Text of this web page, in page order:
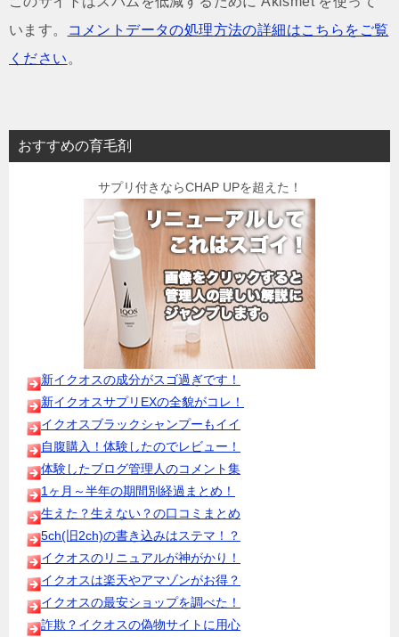
います。
コメントデータの処理方法の詳細はこちらをご覧
ください 。
おすすめの育毛剤
サプリ付きならCHAP UPを超えた！
新イクオスの成分がスゴ過ぎです！
新イクオスサプリEXの全貌がコレ！
イクオスブラックシャンプーもイイ
自腹購入！体験したのでレビュー！
体験したブログ管理人のコメント集
1ヶ月～半年の期間別経過まとめ！
生えた？生えない？の口コミまとめ
5ch(旧2ch)の書き込みはステマ！？
イクオスのリニュアルが神がかり！
イクオスは楽天やアマゾンがお得？
イクオスの最安ショップを調べた！
詐欺？イクオスの偽物サイトに用心